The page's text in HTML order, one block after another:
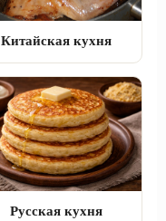
Китайская кухня
Русская кухня